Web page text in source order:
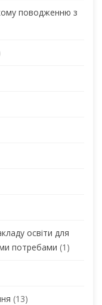
поводженню з
освіти для
потребами (1)
(13)